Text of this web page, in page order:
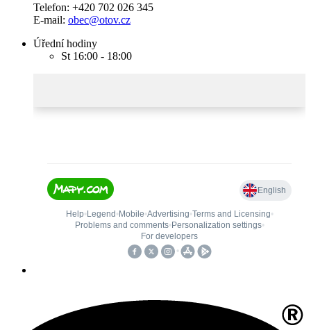
Telefon: +420 702 026 345
E-mail: obec@otov.cz
Úřední hodiny
St 16:00 - 18:00